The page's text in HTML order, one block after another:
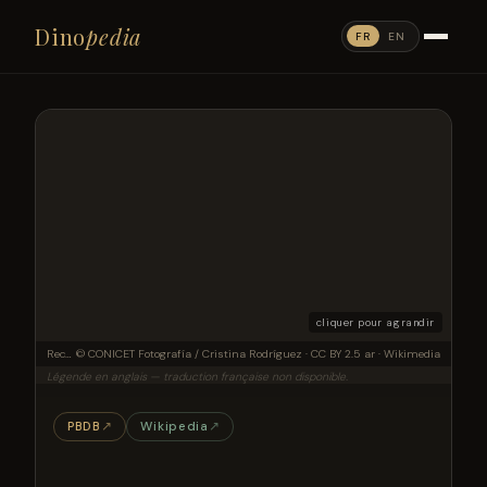
Dinopedia FR EN
cliquer pour agrandir
Reconstructed skeleton of Argentinonectes calafatensis at the Bernardino Rivadavia Natural Sciences Argentine Museum in 2018. © CONICET Fotografía / Cristina Rodríguez · CC BY 2.5 ar · Wikimedia
Légende en anglais — traduction française non disponible.
PBDB ↗ Wikipedia ↗